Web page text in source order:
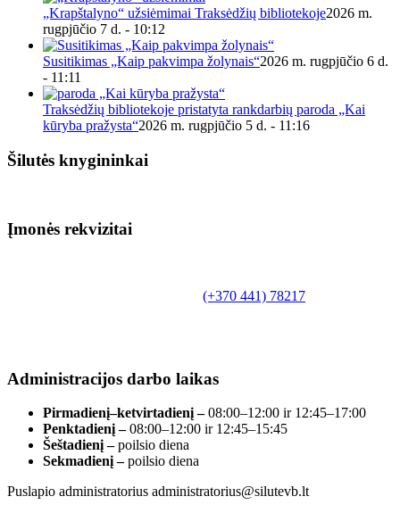
„Krapštalyno“ užsiėmimai Traksėdžių bibliotekoje2026 m.
rugpjūčio 7 d. - 10:12
Susitikimas „Kaip pakvimpa žolynais“2026 m. rugpjūčio 6 d.
- 11:11
Traksėdžių bibliotekoje pristatyta rankdarbių paroda „Kai
kūryba pražysta“2026 m. rugpjūčio 5 d. - 11:16
Šilutės knygininkai
Įmonės rekvizitai
(+370 441) 78217
Administracijos darbo laikas
Pirmadienį–ketvirtadienį –08:00–12:00 ir 12:45–17:00
Penktadienį –08:00–12:00 ir 12:45–15:45
Šeštadienį –poilsio diena
Sekmadienį –poilsio diena
Puslapio administratorius administratorius@silutevb.lt